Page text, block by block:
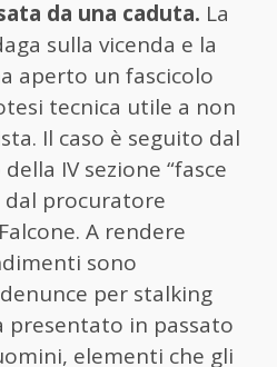
da una caduta. La
sulla vicenda e la
aperto un fascicolo
tecnica utile a non
Il caso è seguito dal
IV sezione “fasce
dal procuratore
A rendere
sono
per stalking
presentato in passato
elementi che gli